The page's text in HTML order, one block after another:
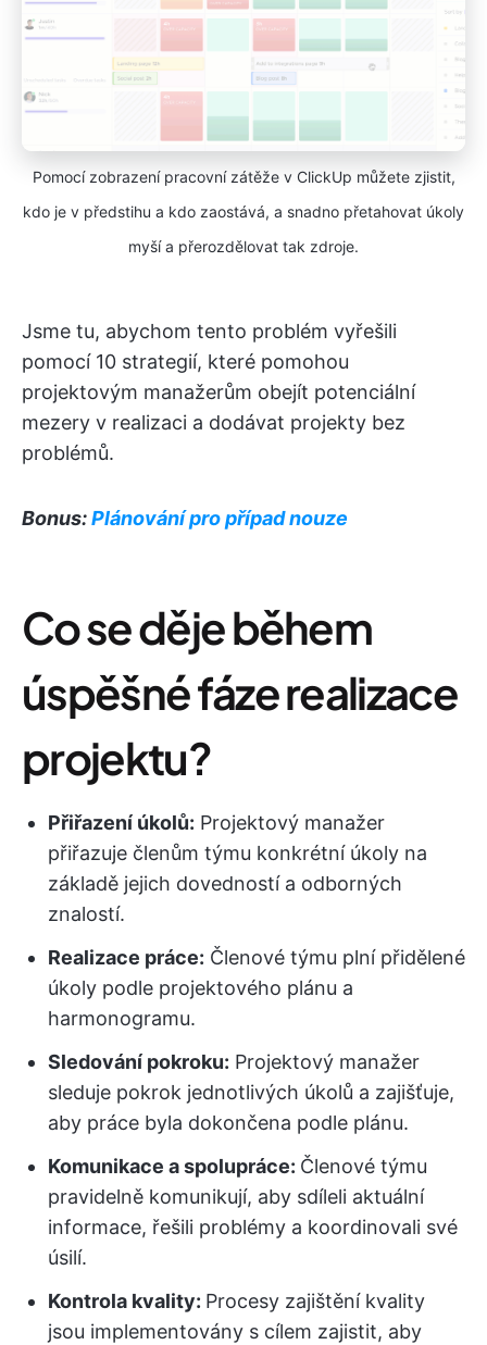
Pomocí zobrazení pracovní zátěže v ClickUp můžete zjistit,
kdo je v předstihu a kdo zaostává, a snadno přetahovat úkoly
myší a přerozdělovat tak zdroje.
Jsme tu, abychom tento problém vyřešili
pomocí 10 strategií, které pomohou
projektovým manažerům obejít potenciální
mezery v realizaci a dodávat projekty bez
problémů.
Bonus:Plánování pro případ nouze
Co se děje během
úspěšné fáze realizace
projektu?
Přiřazení úkolů: Projektový manažer
přiřazuje členům týmu konkrétní úkoly na
základě jejich dovedností a odborných
znalostí.
Realizace práce: Členové týmu plní přidělené
úkoly podle projektového plánu a
harmonogramu.
Sledování pokroku: Projektový manažer
sleduje pokrok jednotlivých úkolů a zajišťuje,
aby práce byla dokončena podle plánu.
Komunikace a spolupráce: Členové týmu
pravidelně komunikují, aby sdíleli aktuální
informace, řešili problémy a koordinovali své
úsilí.
Kontrola kvality: Procesy zajištění kvality
jsou implementovány s cílem zajistit, aby